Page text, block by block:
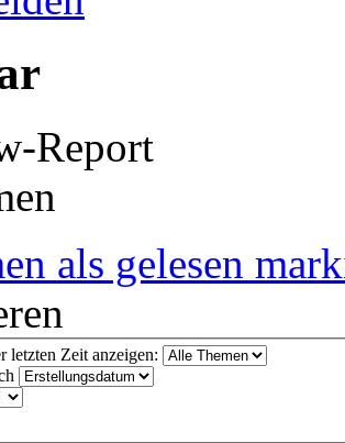
Report
als gelesen
letzten Zeit anzeigen: